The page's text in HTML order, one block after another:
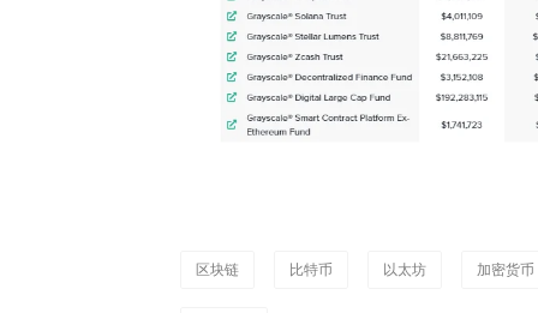
区块链 比特币 以太坊 加密货币